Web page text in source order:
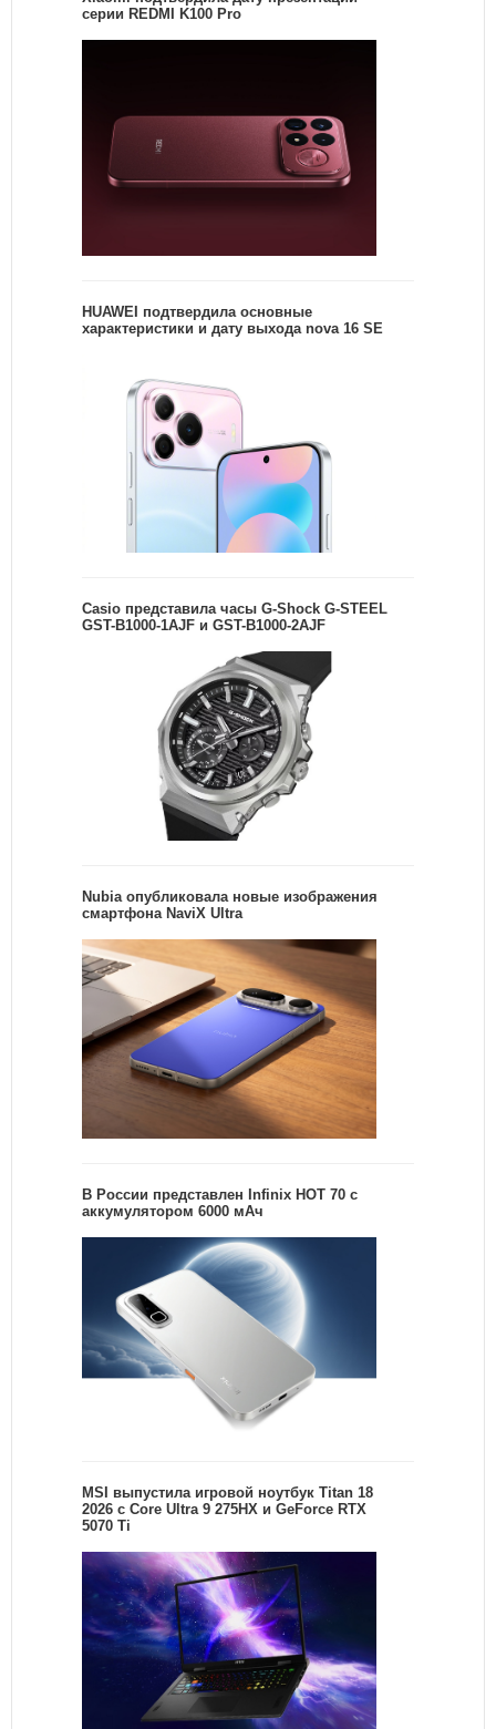
серии REDMI K100 Pro
HUAWEI подтвердила основные
характеристики и дату выхода nova 16 SE
Casio представила часы G-Shock G-STEEL
GST-B1000-1AJF и GST-B1000-2AJF
Nubia опубликовала новые изображения
смартфона NaviX Ultra
В России представлен Infinix HOT 70 с
аккумулятором 6000 мАч
MSI выпустила игровой ноутбук Titan 18
2026 с Core Ultra 9 275HX и GeForce RTX
5070 Ti